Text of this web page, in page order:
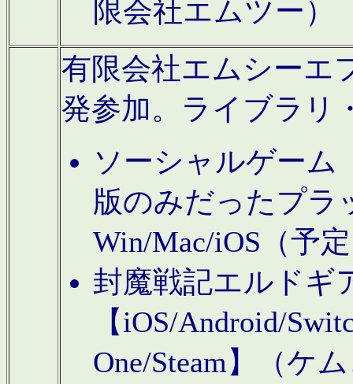
限会社エムツー）
有限会社エムシーエ
発参加。ライブラリ
ソーシャルゲーム
版のみだったプラ
Win/Mac/iOS（予
封魔戦記エルドギ
【iOS/Android/
One/Steam】（ケ